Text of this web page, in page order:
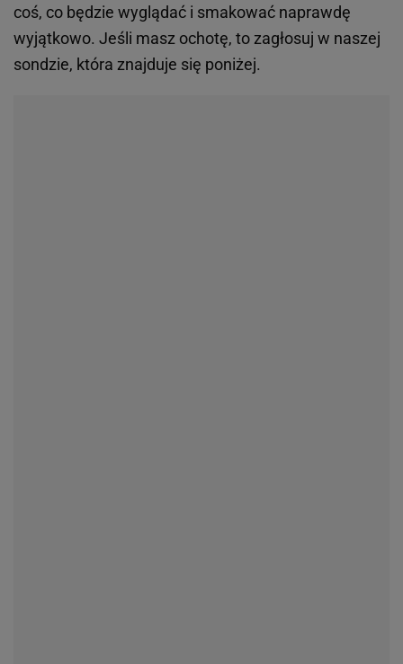
coś, co będzie wyglądać i smakować naprawdę
wyjątkowo. Jeśli masz ochotę, to zagłosuj w naszej
sondzie, która znajduje się poniżej.